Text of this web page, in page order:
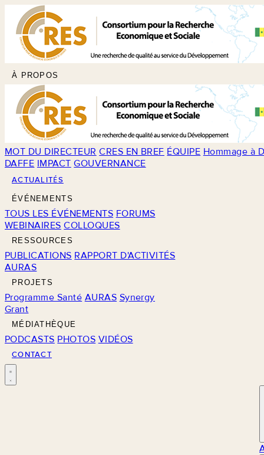
À PROPOS
MOT DU DIRECTEUR CRES EN BREF ÉQUIPE Hommage à
DAFFE IMPACT GOUVERNANCE
ACTUALITÉS
ÉVÉNEMENTS
TOUS LES ÉVÉNEMENTS FORUMS
WEBINAIRES COLLOQUES
RESSOURCES
PUBLICATIONS RAPPORT D'ACTIVITÉS
AURAS
PROJETS
Programme Santé AURAS Synergy
Grant
MÉDIATHÈQUE
PODCASTS PHOTOS VIDÉOS
CONTACT